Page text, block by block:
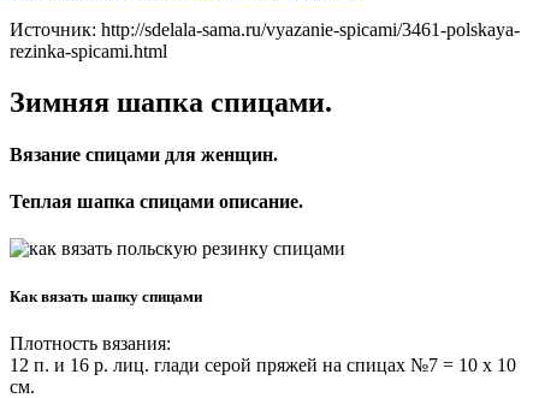
Источник: http://sdelala-sama.ru/vyazanie-spicami/3461-polskaya-
rezinka-spicami.html
Зимняя шапка спицами.
Вязание спицами для женщин.
Теплая шапка спицами описание.
Как вязать шапку спицами
Плотность вязания:
12 п. и 16 р. лиц. глади серой пряжей на спицах №7 = 10 х 10
см.